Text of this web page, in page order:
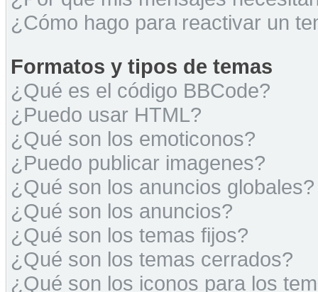
¿Cómo hago para reactivar un
Formatos y tipos de temas
¿Qué es el código BBCode?
¿Puedo usar HTML?
¿Qué son los emoticonos?
¿Puedo publicar imagenes?
¿Qué son los anuncios globales?
¿Qué son los anuncios?
¿Qué son los temas fijos?
¿Qué son los temas cerrados?
¿Qué son los iconos para los